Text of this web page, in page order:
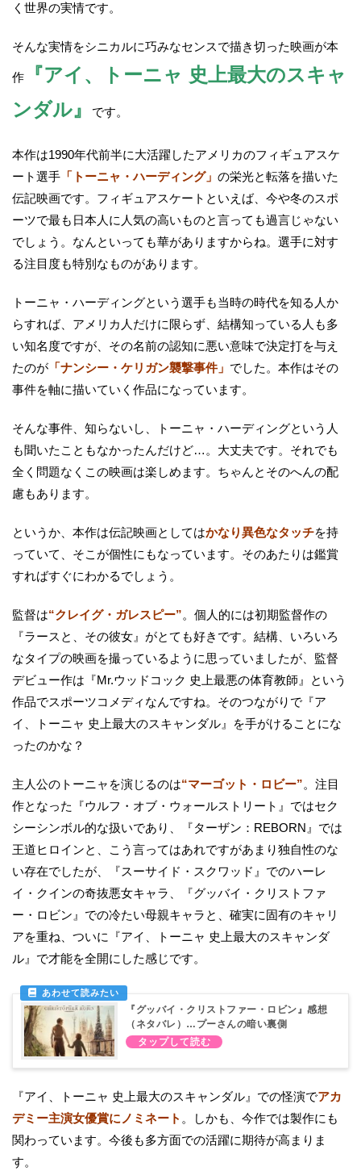
く世界の実情です。
そんな実情をシニカルに巧みなセンスで描き切った映画が本
作
『アイ、トーニャ 史上最大のスキャ
ンダル』
です。
本作は1990年代前半に大活躍したアメリカのフィギュアスケ
ート選手 「トーニャ・ハーディング」 の栄光と転落を描いた
伝記映画です。フィギュアスケートといえば、今や冬のスポ
ーツで最も日本人に人気の高いものと言っても過言じゃない
でしょう。なんといっても華がありますからね。選手に対す
る注目度も特別なものがあります。
トーニャ・ハーディングという選手も当時の時代を知る人か
らすれば、アメリカ人だけに限らず、結構知っている人も多
い知名度ですが、その名前の認知に悪い意味で決定打を与え
たのが 「ナンシー・ケリガン襲撃事件」 でした。本作はその
事件を軸に描いていく作品になっています。
そんな事件、知らないし、トーニャ・ハーディングという人
も聞いたこともなかったんだけど…。大丈夫です。それでも
全く問題なくこの映画は楽しめます。ちゃんとそのへんの配
慮もあります。
というか、本作は伝記映画としてはかなり異色なタッチを持
っていて、そこが個性にもなっています。そのあたりは鑑賞
すればすぐにわかるでしょう。
監督は“クレイグ・ガレスピー”。個人的には初期監督作の
『ラースと、その彼女』がとても好きです。結構、いろいろ
なタイプの映画を撮っているように思っていましたが、監督
デビュー作は『Mr.ウッドコック 史上最悪の体育教師』という
作品でスポーツコメディなんですね。そのつながりで『ア
イ、トーニャ 史上最大のスキャンダル』を手がけることにな
ったのかな？
主人公のトーニャを演じるのは“マーゴット・ロビー”。注目
作となった『ウルフ・オブ・ウォールストリート』ではセク
シーシンボル的な扱いであり、『ターザン：REBORN』では
王道ヒロインと、こう言ってはあれですがあまり独自性のな
い存在でしたが、『スーサイド・スクワッド』でのハーレ
イ・クインの奇抜悪女キャラ、『グッバイ・クリストファ
ー・ロビン』での冷たい母親キャラと、確実に固有のキャリ
アを重ね、ついに『アイ、トーニャ 史上最大のスキャンダ
ル』で才能を全開にした感じです。
『グッバイ・クリストファー・ロビン』感想
（ネタバレ）…プーさんの暗い裏側
『アイ、トーニャ 史上最大のスキャンダル』での怪演でアカ
デミー主演女優賞にノミネート 。しかも、今作では製作にも
関わっています。今後も多方面での活躍に期待が高まりま
す。